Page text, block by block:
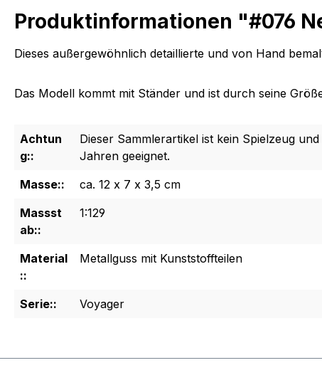
Produktinformationen "#076
Dieses außergewöhnlich detaillierte und von Hand
Das Modell kommt mit Ständer und ist durch seine
Achtun
g::
Dieser Sammlerartikel ist kein Spielzeug
Jahren geeignet.
Masse::
ca. 12 x 7 x 3,5 cm
Massst
ab::
1:129
Material
::
Metallguss mit Kunststoffteilen
Serie:: Voyager